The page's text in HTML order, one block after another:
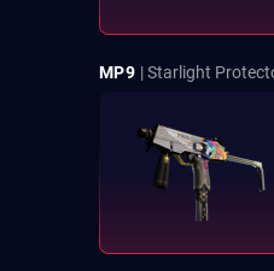
MP9 | Starlight